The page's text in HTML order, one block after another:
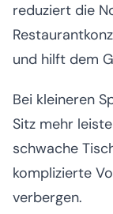
reduziert die
und hilft dem
Bei kleineren
Sitz mehr
schwache
komplizierte
verbergen.